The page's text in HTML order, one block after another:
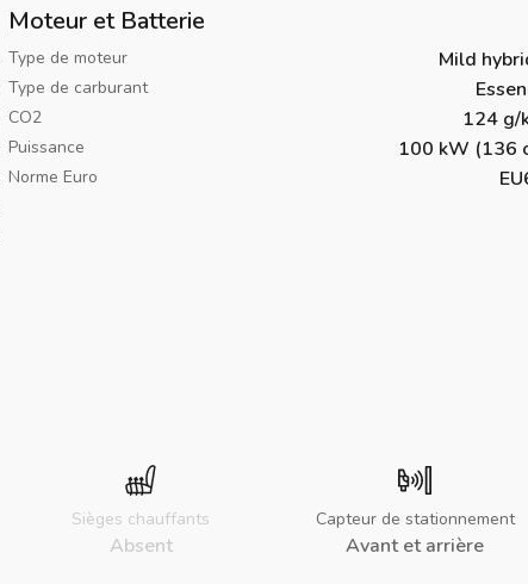
Moteur et Batterie
Type de moteur Mild
Type de carburant
CO2 124 g/
Puissance 100 kW (136
Norme Euro
Sièges chauffants
Absent
Capteur de stationnement
Avant et arrière